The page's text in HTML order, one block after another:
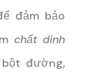
đảm bảo
chất dinh
đường,